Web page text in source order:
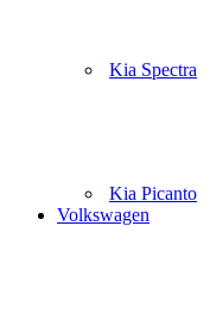
Kia Spectra
Kia Picanto
Volkswagen